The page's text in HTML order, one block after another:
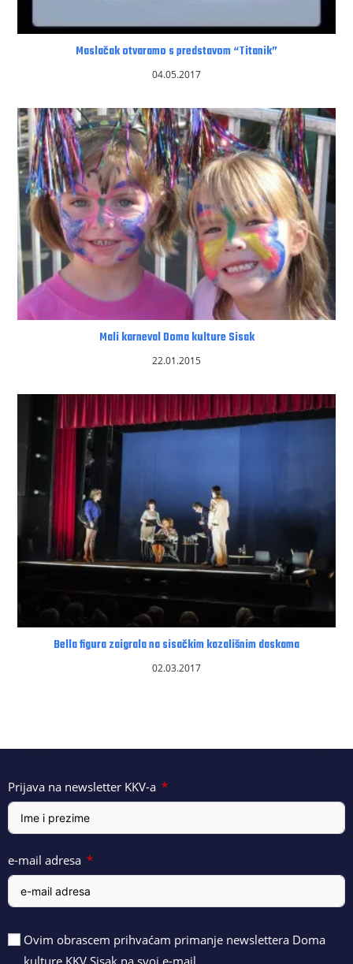
Maslačak otvaramo s predstavom “Titanik”
04.05.2017
Mali karneval Doma kulture Sisak
22.01.2015
Bella figura zaigrala na sisačkim kazališnim daskama
02.03.2017
Prijava na newsletter KKV-a
e-mail adresa
Ovim obrascem prihvaćam primanje newslettera Doma